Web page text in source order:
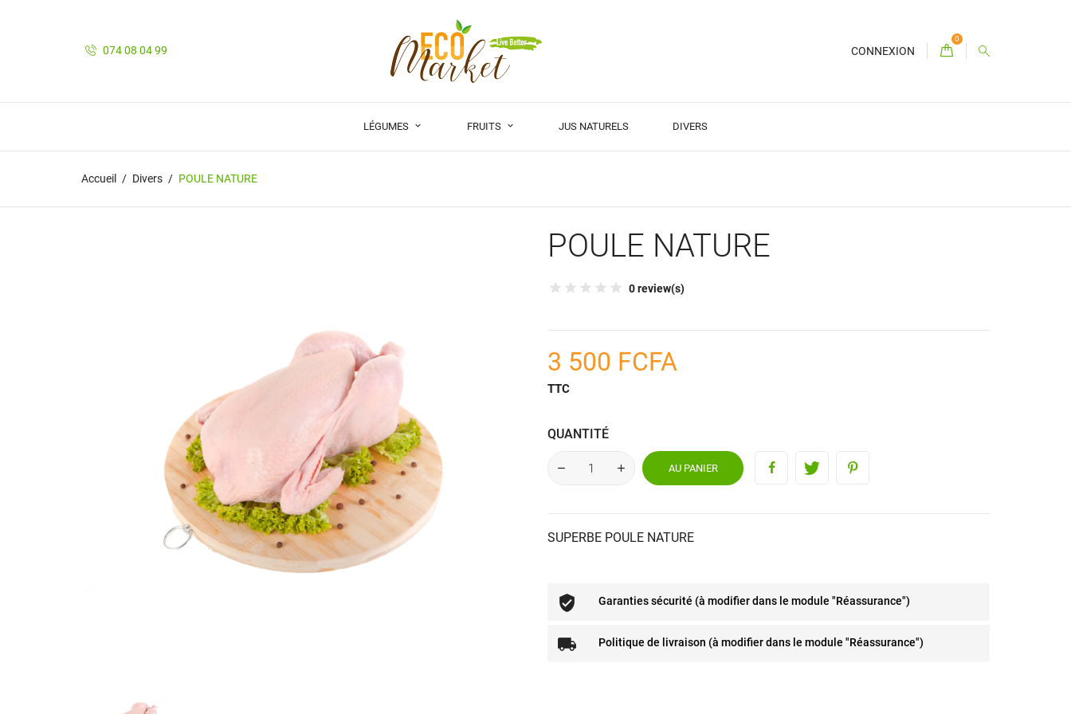
074 08 04 99 CONNEXION
0
LÉGUMES FRUITS JUS NATURELS DIVERS
Accueil Divers POULE NATURE
POULE NATURE
0 review(s)
3 500 FCFA
TTC
QUANTITÉ
AU PANIER
SUPERBE POULE NATURE
Garanties sécurité (à modifier dans le module "Réassurance")
Politique de livraison (à modifier dans le module "Réassurance")